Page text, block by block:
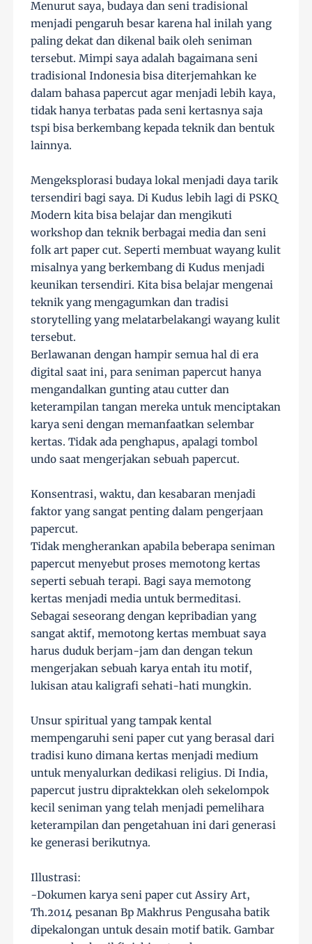
Menurut saya, budaya dan seni tradisional
menjadi pengaruh besar karena hal inilah yang
paling dekat dan dikenal baik oleh seniman
tersebut. Mimpi saya adalah bagaimana seni
tradisional Indonesia bisa diterjemahkan ke
dalam bahasa papercut agar menjadi lebih kaya,
tidak hanya terbatas pada seni kertasnya saja
tspi bisa berkembang kepada teknik dan bentuk
lainnya.
Mengeksplorasi budaya lokal menjadi daya tarik
tersendiri bagi saya. Di Kudus lebih lagi di PSKQ
Modern kita bisa belajar dan mengikuti
workshop dan teknik berbagai media dan seni
folk art paper cut. Seperti membuat wayang kulit
misalnya yang berkembang di Kudus menjadi
keunikan tersendiri. Kita bisa belajar mengenai
teknik yang mengagumkan dan tradisi
storytelling yang melatarbelakangi wayang kulit
tersebut.
Berlawanan dengan hampir semua hal di era
digital saat ini, para seniman papercut hanya
mengandalkan gunting atau cutter dan
keterampilan tangan mereka untuk menciptakan
karya seni dengan memanfaatkan selembar
kertas. Tidak ada penghapus, apalagi tombol
undo saat mengerjakan sebuah papercut.
Konsentrasi, waktu, dan kesabaran menjadi
faktor yang sangat penting dalam pengerjaan
papercut.
Tidak mengherankan apabila beberapa seniman
papercut menyebut proses memotong kertas
seperti sebuah terapi. Bagi saya memotong
kertas menjadi media untuk bermeditasi.
Sebagai seseorang dengan kepribadian yang
sangat aktif, memotong kertas membuat saya
harus duduk berjam-jam dan dengan tekun
mengerjakan sebuah karya entah itu motif,
lukisan atau kaligrafi sehati-hati mungkin.
Unsur spiritual yang tampak kental
mempengaruhi seni paper cut yang berasal dari
tradisi kuno dimana kertas menjadi medium
untuk menyalurkan dedikasi religius. Di India,
papercut justru dipraktekkan oleh sekelompok
kecil seniman yang telah menjadi pemelihara
keterampilan dan pengetahuan ini dari generasi
ke generasi berikutnya.
Illustrasi:
-Dokumen karya seni paper cut Assiry Art,
Th.2014 pesanan Bp Makhrus Pengusaha batik
dipekalongan untuk desain motif batik. Gambar